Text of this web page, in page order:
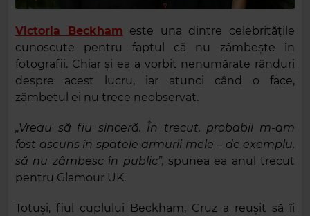
Victoria Beckham este una dintre celebritățile
cunoscute pentru faptul că nu zâmbește în
fotografii. Chiar și ea a vorbit nenumărate rânduri
despre acest lucru, iar atunci când o face,
zâmbetul ei nu trece neobservat.
„Vreau să fiu sinceră. În trecut, probabil m-am
fost ascuns în spatele armurii mele – de exemplu,
să nu zâmbesc în public”, spunea ea anul trecut
pentru Glamour UK.
Totuși, fiul cuplului Beckham, Cruz a reușit să îi